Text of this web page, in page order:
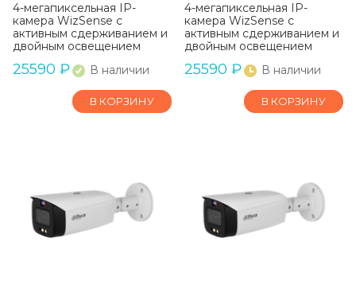
4-мегапиксельная IP-
камера WizSense с
активным сдерживанием и
двойным освещением
25590 ₽ В наличии
В КОРЗИНУ
4-мегапиксельная IP-
камера WizSense с
активным сдерживанием и
двойным освещением
25590 ₽ В наличии
В КОРЗИНУ